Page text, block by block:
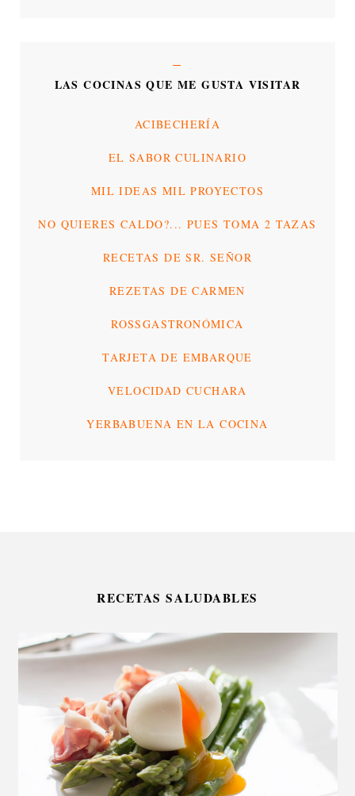
LAS COCINAS QUE ME GUSTA VISITAR
ACIBECHERÍA
EL SABOR CULINARIO
MIL IDEAS MIL PROYECTOS
NO QUIERES CALDO?... PUES TOMA 2 TAZAS
RECETAS DE SR. SEÑOR
REZETAS DE CARMEN
ROSSGASTRONÓMICA
TARJETA DE EMBARQUE
VELOCIDAD CUCHARA
YERBABUENA EN LA COCINA
RECETAS SALUDABLES